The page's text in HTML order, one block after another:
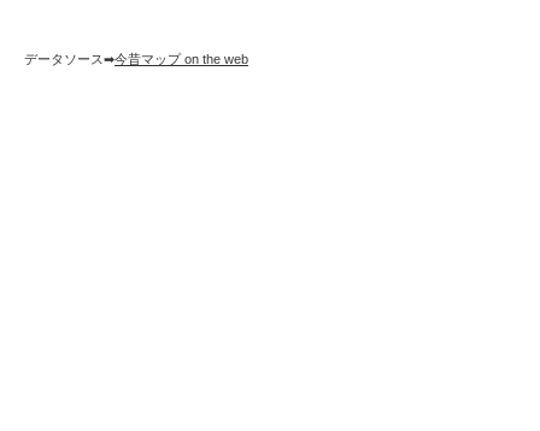
データソース➡︎今昔マップ on the web